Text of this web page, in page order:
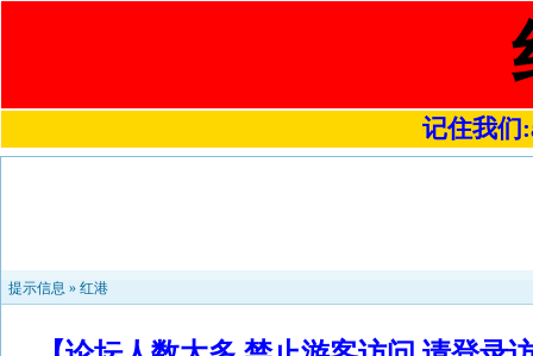
记住我们
提示信息 » 红港